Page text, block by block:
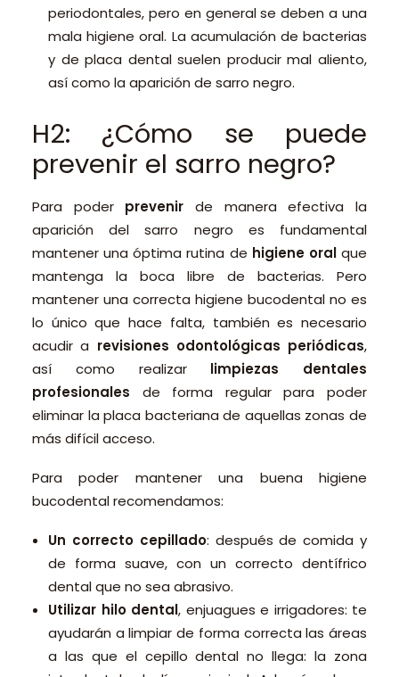
periodontales, pero en general se deben a una
mala higiene oral. La acumulación de bacterias
y de placa dental suelen producir mal aliento,
así como la aparición de sarro negro.
H2: ¿Cómo se puede
prevenir el sarro negro?
Para poder prevenir de manera efectiva la
aparición del sarro negro es fundamental
mantener una óptima rutina de higiene oralque
mantenga la boca libre de bacterias. Pero
mantener una correcta higiene bucodental no es
lo único que hace falta, también es necesario
acudir a revisiones odontológicas periódicas,
así como realizarlimpiezas dentales
profesionales de forma regular para poder
eliminar la placa bacteriana de aquellas zonas de
más difícil acceso.
Para poder mantener una buena higiene
bucodental recomendamos:
Un correcto cepillado: después de comida y
de forma suave, con un correcto dentífrico
dental que no sea abrasivo.
Utilizar hilo dental, enjuagues e irrigadores: te
ayudarán a limpiar de forma correcta las áreas
a las que el cepillo dental no llega: la zona